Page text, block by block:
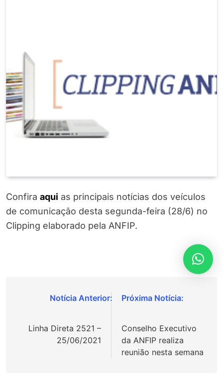
Confira aqui as principais notícias dos veículos
de comunicação desta segunda-feira (28/6) no
Clipping elaborado pela ANFIP.
Navegação
Post
Linha Direta 2521 –
25/06/2021
Conselho Executivo
da ANFIP realiza
reunião nesta semana